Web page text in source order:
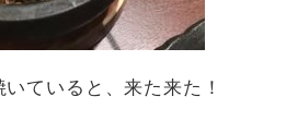
ていると、来た来た！